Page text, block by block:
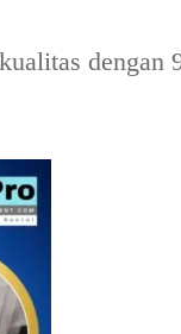
dengan